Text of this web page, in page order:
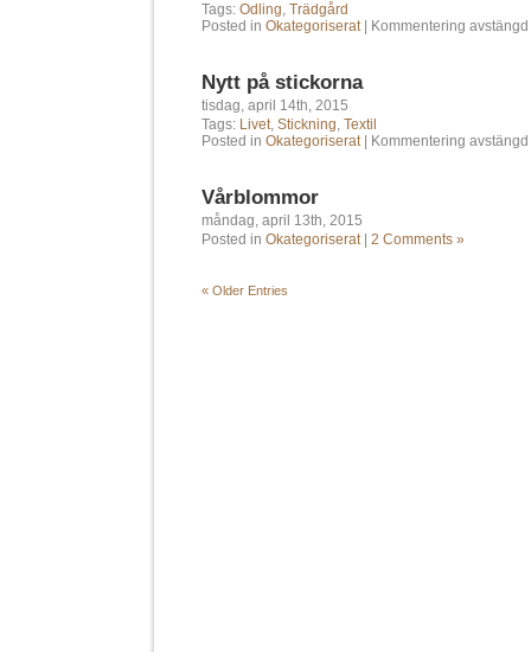
Tags: Odling, Trädgård
Posted in Okategoriserat| Kommentering avstängd
Nytt på stickorna
tisdag, april 14th, 2015
Tags: Livet, Stickning, Textil
Posted in Okategoriserat| Kommentering avstängd
Vårblommor
måndag, april 13th, 2015
Posted in Okategoriserat| 2 Comments »
« Older Entries